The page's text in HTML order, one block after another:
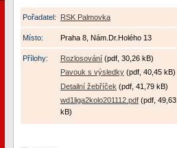
Pořadatel: RSK Palmovka
Místo: Praha 8, Nám.Dr.Holého 13
Přílohy: Rozlosování (pdf, 30,26 kB)
Pavouk s výsledky (pdf, 40,45 kB)
Detailní žebříček (pdf, 41,79 kB)
wd1liga2kolo201112.pdf (pdf, 49,63
kB)